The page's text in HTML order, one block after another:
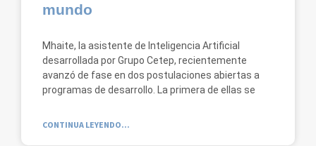
mundo
Mhaite, la asistente de Inteligencia Artificial
desarrollada por Grupo Cetep, recientemente
avanzó de fase en dos postulaciones abiertas a
programas de desarrollo. La primera de ellas se
CONTINUA LEYENDO...